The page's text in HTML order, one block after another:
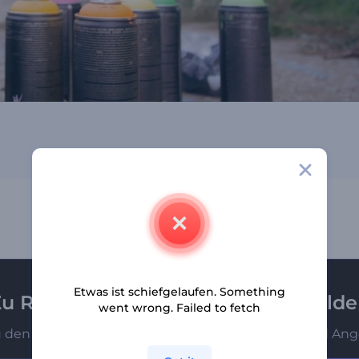
Renderforest-Newsletter
den Ersten, die unsere neuesten Nachrichten und
Etwas ist schiefgelaufen. Something
went wrong. Failed to fetch